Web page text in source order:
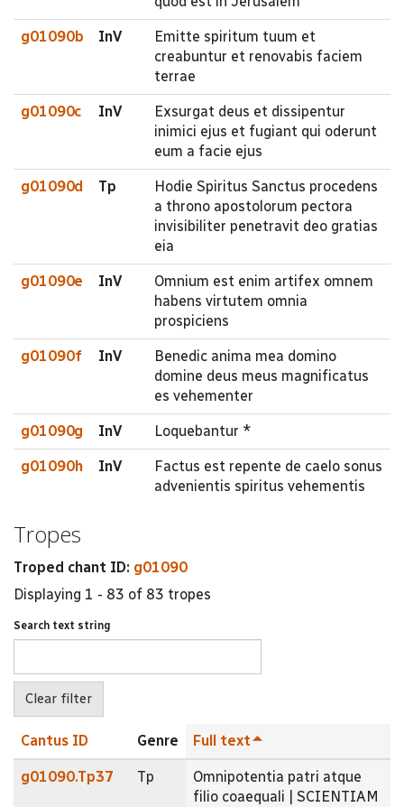
g01090b InV
Emitte spiritum tuum et
creabuntur et renovabis faciem
terrae
g01090c InV
Exsurgat deus et dissipentur
inimici ejus et fugiant qui oderunt
eum a facie ejus
g01090d Tp
Hodie Spiritus Sanctus procedens
a throno apostolorum pectora
invisibiliter penetravit deo gratias
eia
g01090e InV
Omnium est enim artifex omnem
habens virtutem omnia
prospiciens
g01090f InV
Benedic anima mea domino
domine deus meus magnificatus
es vehementer
g01090g InV Loquebantur *
g01090h InV
Factus est repente de caelo sonus
advenientis spiritus vehementis
Tropes
Troped chant ID: g01090
Displaying 1 - 83 of 83 tropes
Search text string
Cantus ID Genre Full text
g01090.Tp37 Tp
Omnipotentia patri atque
filio coaequali | SCIENTIAM